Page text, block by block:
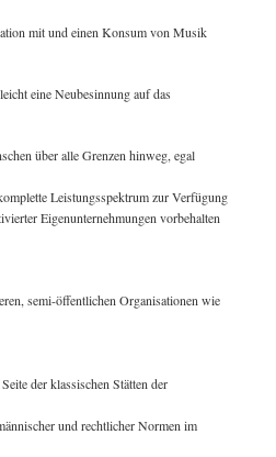
mit und einen Konsum von Musik
eine Neubesinnung auf das
über alle Grenzen hinweg, egal
Leistungsspektrum zur Verfügung
Eigenunternehmungen vorbehalten
semi-öffentlichen Organisationen wie
der klassischen Stätten der
und rechtlicher Normen im